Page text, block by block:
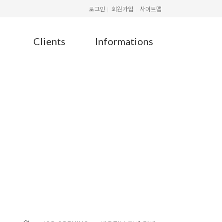
로그인 회원가입 사이트맵
Clients Informations